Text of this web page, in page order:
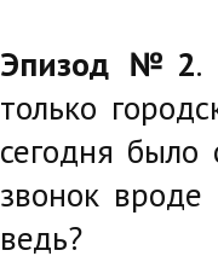
Эпизод №2.
только
сегодня
звонок
ведь?